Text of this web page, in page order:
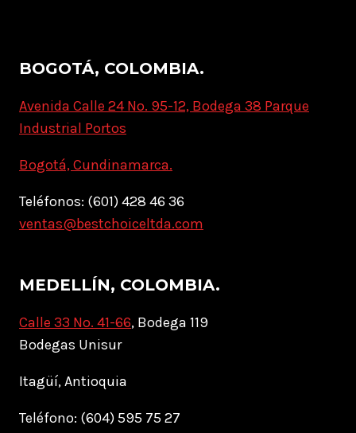
BOGOTÁ, COLOMBIA.
Avenida Calle 24 No. 95-12, Bodega 38 Parque
Industrial Portos
Bogotá, Cundinamarca.
Teléfonos: (601) 428 46 36
ventas@bestchoiceltda.com
MEDELLÍN, COLOMBIA.
Calle 33 No. 41-66, Bodega 119
Bodegas Unisur
Itagüí, Antioquia
Teléfono: (604) 595 75 27